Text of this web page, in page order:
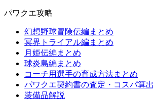
パワクエ攻略
幻想野球冒険伝編まとめ
冥界トライアル編まとめ
月姫伝編まとめ
球炎島編まとめ
コーチ用選手の育成方法まとめ
パワクエ契約書の査定・コスパ算
装備品解説